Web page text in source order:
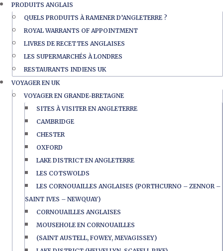
PRODUITS ANGLAIS
QUELS PRODUITS À RAMENER D’ANGLETERRE ?
ROYAL WARRANTS OF APPOINTMENT
LIVRES DE RECETTES ANGLAISES
LES SUPERMARCHÉS À LONDRES
RESTAURANTS INDIENS UK
VOYAGER EN UK
VOYAGER EN GRANDE-BRETAGNE
SITES À VISITER EN ANGLETERRE
CAMBRIDGE
CHESTER
OXFORD
LAKE DISTRICT EN ANGLETERRE
LES COTSWOLDS
LES CORNOUAILLES ANGLAISES (PORTHCURNO – ZENNOR –
SAINT IVES – NEWQUAY)
CORNOUAILLES ANGLAISES
MOUSEHOLE EN CORNOUAILLES
(SAINT AUSTELL, FOWEY, MEVAGISSEY)